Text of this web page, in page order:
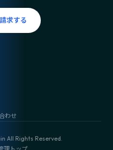
求する
わせ
All Rights Reserved.